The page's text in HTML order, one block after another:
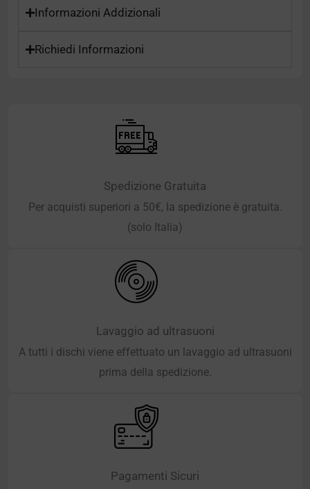
Informazioni Addizionali
Richiedi Informazioni
Spedizione Gratuita
Per acquisti superiori a 50€, la spedizione è gratuita.
(solo Italia)
Lavaggio ad ultrasuoni
A tutti i dischi viene effettuato un lavaggio ad ultrasuoni
prima della spedizione.
Pagamenti Sicuri